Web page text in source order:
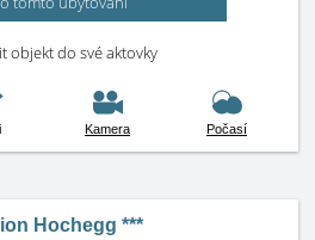
objekt do své aktovky
Kamera Počasí
Hochegg ***